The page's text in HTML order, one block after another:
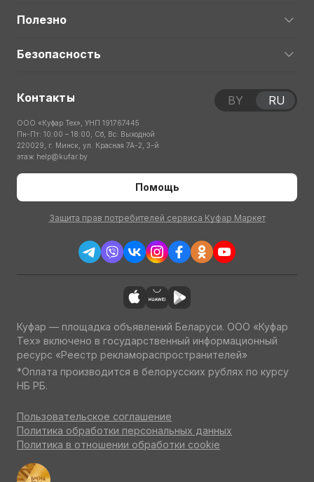
Полезно
Безопасность
Контакты
ООО «Куфар Тех», УНП 191767445
Пн-Пт: 10:00 – 18:00; Сб, Вс: Выходной
220029, г. Минск, ул. Красная 7А-2, 3-й
этаж help@kufar.by
Помощь
Защита прав потребителей сервиса Куфар Маркет
BY RU
Куфар — площадка объявлений Беларуси. ООО «Куфар
Тех» включено в государственный информационный
ресурс «Реестр рекламораспространителей»
*Оплата производится в белорусских рублях по курсу
НБ РБ.
Пользовательское соглашение
Политика обработки персональных данных
Политика в отношении обработки cookie